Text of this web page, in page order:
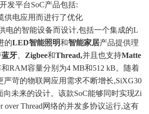
发平台SoC产品包括:
供电应用而进行了优化
电的智能设备而设计,包括一个集成的L
的LED智能照明和智能家居产品提供理
蓝牙 Zigbee和Thread,并且也支持Matte
和RAM容量分别为4 MB和512 kB。随着
严苛的物联网应用需求不断增长,SiXG30
向未来的设计。该款SoC能够同时实现Zi
over Thread网络的并发多协议运行,这有